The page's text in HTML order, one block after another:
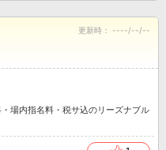
更新時： ----/--/--
場内指名料・税サ込のリーズナブル